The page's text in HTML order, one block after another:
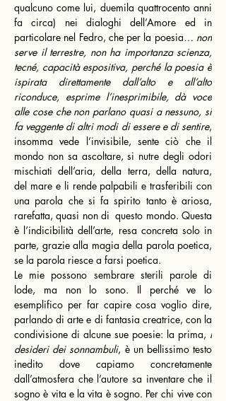
qualcuno come lui, duemila quattrocento anni
fa circa) nei dialoghi dell’Amore ed in
particolare nel Fedro, che per la poesia… non
serve il terrestre, non ha importanza scienza,
tecné, capacità espositiva, perché la poesia è
ispirata direttamente dall’alto e all’alto
riconduce, esprime l’inesprimibile, dà voce
alle cose che non parlano quasi a nessuno, si
fa veggente di altri modi di essere e di sentire,
insomma vede l’invisibile, sente ciò che il
mondo non sa ascoltare, si nutre degli odori
mischiati dell’aria, della terra, della natura,
del mare e li rende palpabili e trasferibili con
una parola che si fa spirito tanto è ariosa,
rarefatta, quasi non di questo mondo. Questa
è l’indicibilità dell’arte, resa concreta solo in
parte, grazie alla magia della parola poetica,
se la parola riesce a farsi poetica.
Le mie possono sembrare sterili parole di
lode, ma non lo sono. Il perché ve lo
esemplifico per far capire cosa voglio dire,
parlando di arte e di fantasia creatrice, con la
condivisione di alcune sue poesie: la prima, I
desideri dei sonnambuli, è un bellissimo testo
inedito dove capiamo concretamente
dall’atmosfera che l’autore sa inventare che il
sogno è vita e la vita è sogno. Per chi vive con